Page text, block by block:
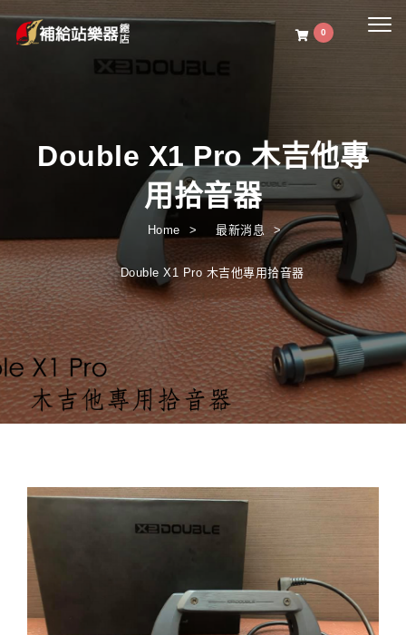
0
Double X1 Pro 木吉他專
用拾音器
Home 最新消息
Double X1 Pro 木吉他專用拾音器